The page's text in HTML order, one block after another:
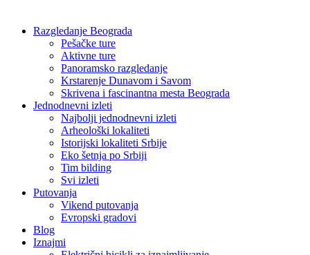
Razgledanje Beograda
Pešačke ture
Aktivne ture
Panoramsko razgledanje
Krstarenje Dunavom i Savom
Skrivena i fascinantna mesta Beograda
Jednodnevni izleti
Najbolji jednodnevni izleti
Arheološki lokaliteti
Istorijski lokaliteti Srbije
Eko šetnja po Srbiji
Tim bilding
Svi izleti
Putovanja
Vikend putovanja
Evropski gradovi
Blog
Iznajmi